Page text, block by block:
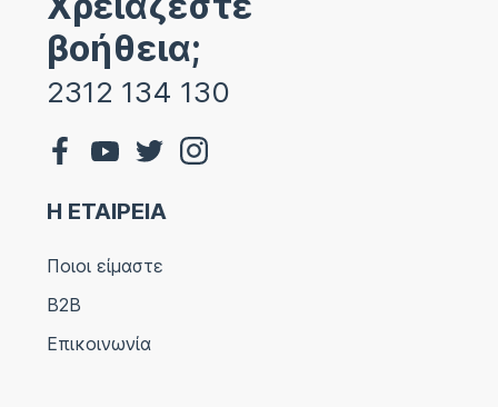
βοήθεια;
2312 134 130
Η ΕΤΑΙΡΕΙΑ
Ποιοι είμαστε
B2B
Επικοινωνία